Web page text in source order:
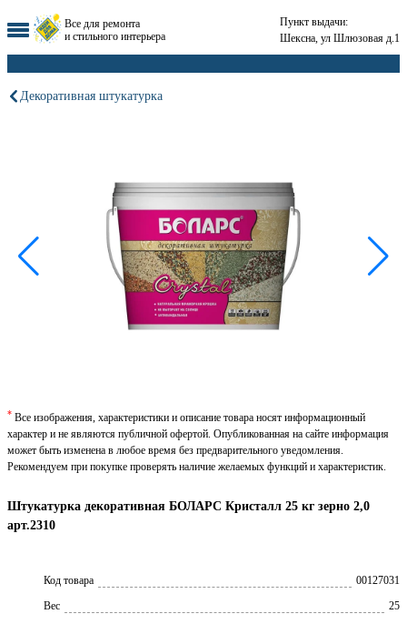
Все для ремонта
и стильного интерьера
Пункт выдачи:
Шексна, ул Шлюзовая д.1
Декоративная штукатурка
Штукатурка декоративная БОЛАРС Кристалл 25 кг зерно 2,0
арт.2310
Код товара
00127031
Вес
25
* Все изображения, характеристики и описание товара носят информационный
характер и не являются публичной офертой. Опубликованная на сайте информация
может быть изменена в любое время без предварительного уведомления.
Рекомендуем при покупке проверять наличие желаемых функций и характеристик.